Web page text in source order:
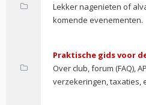
Lekker nagenieten of
komende evenementen.
Praktische gids voor
Over club, forum (FAQ),
verzekeringen, taxaties,